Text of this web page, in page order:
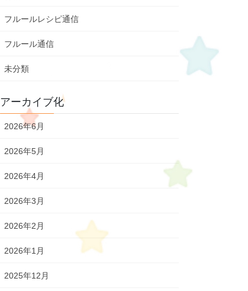
フルールレシピ通信
フルール通信
未分類
アーカイブ化
2026年6月
2026年5月
2026年4月
2026年3月
2026年2月
2026年1月
2025年12月